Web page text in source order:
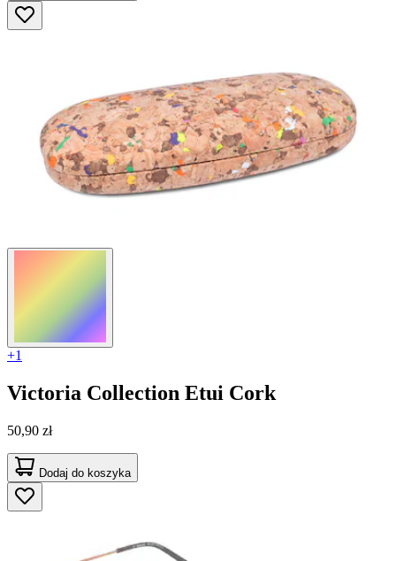
+1
Victoria Collection Etui Cork
50,90 zł
Dodaj do koszyka